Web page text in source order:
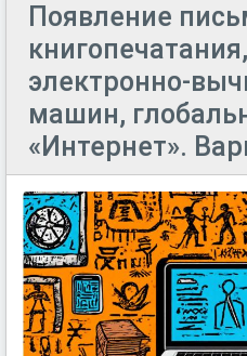
Появление
электронно-
машин,
«Интернет».